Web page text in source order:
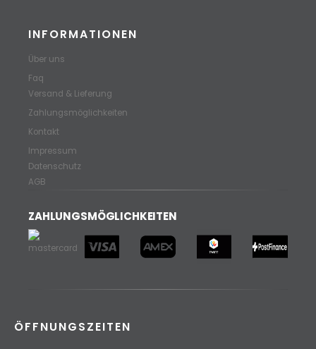
INFORMATIONEN
Über uns
Faq
Versand & Lieferung
Zahlungsmöglichkeiten
Kontakt
Impressum
Datenschutz
AGB
ZAHLUNGSMÖGLICHKEITEN
ÖFFNUNGSZEITEN